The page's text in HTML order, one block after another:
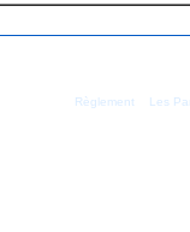
Règlement Les